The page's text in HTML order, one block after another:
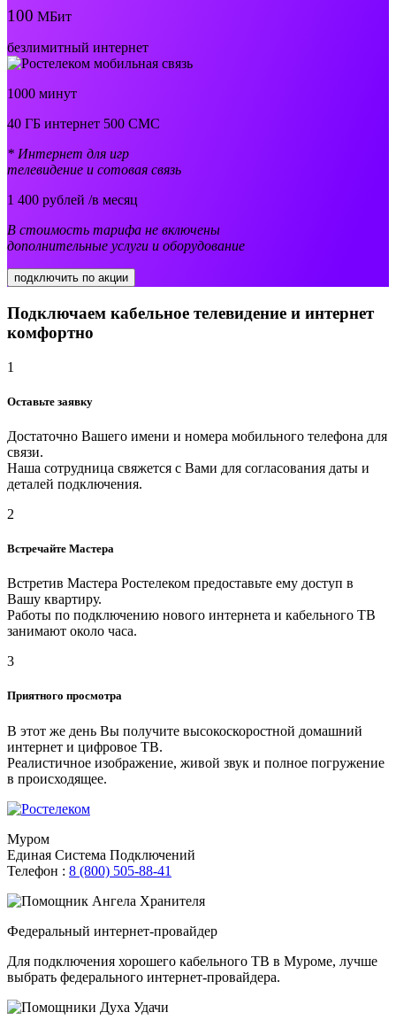
100 МБит
безлимитный интернет
1000 минут
40 ГБ интернет 500 СМС
* Интернет для игр
телевидение и сотовая связь
1 400 рублей /в месяц
В стоимость тарифа не включены
дополнительные услуги и оборудование
подключить по акции
Подключаем кабельное телевидение и интернет
комфортно
1
Оставьте заявку
Достаточно Вашего имени и номера мобильного телефона для
связи.
Наша сотрудница свяжется с Вами для согласования даты и
деталей подключения.
2
Встречайте Мастера
Встретив Мастера Ростелеком предоставьте ему доступ в
Вашу квартиру.
Работы по подключению нового интернета и кабельного ТВ
занимают около часа.
3
Приятного просмотра
В этот же день Вы получите высокоскоростной домашний
интернет и цифровое ТВ.
Реалистичное изображение, живой звук и полное погружение
в происходящее.
Муром
Единая Система Подключений
Телефон : 8 (800) 505-88-41
Федеральный интернет-провайдер
Для подключения хорошего кабельного ТВ в Муроме, лучше
выбрать федерального интернет-провайдера.